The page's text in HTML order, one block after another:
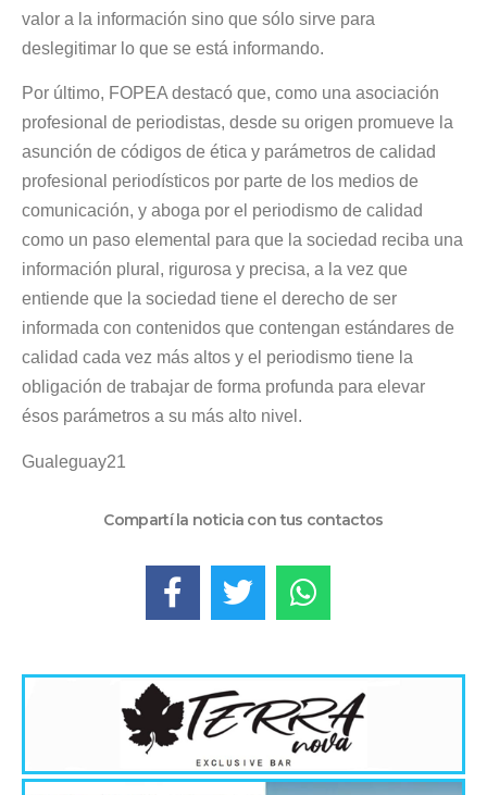
valor a la información sino que sólo sirve para
deslegitimar lo que se está informando.
Por último, FOPEA destacó que, como una asociación
profesional de periodistas, desde su origen promueve la
asunción de códigos de ética y parámetros de calidad
profesional periodísticos por parte de los medios de
comunicación, y aboga por el periodismo de calidad
como un paso elemental para que la sociedad reciba una
información plural, rigurosa y precisa, a la vez que
entiende que la sociedad tiene el derecho de ser
informada con contenidos que contengan estándares de
calidad cada vez más altos y el periodismo tiene la
obligación de trabajar de forma profunda para elevar
ésos parámetros a su más alto nivel.
Gualeguay21
Compartí la noticia con tus contactos